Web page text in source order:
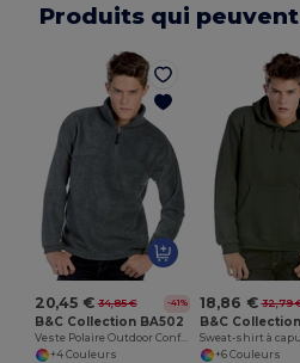
Produits qui
20,45 € 34,85 € -41%
B&C Collection BA502
Veste Polaire Outdoor Confortable
+4 Couleurs
18,86 € 32,79
B&C
Sweat-shirt à
+6 Couleurs